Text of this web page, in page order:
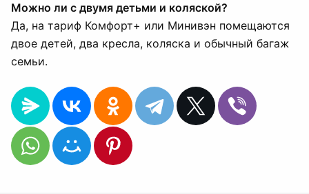
Можно ли с двумя детьми и коляской?
Да, на тариф Комфорт+ или Минивэн помещаются
двое детей, два кресла, коляска и обычный багаж
семьи.